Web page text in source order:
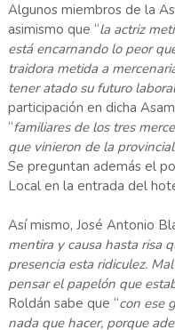
Algunos miembros de la
asimismo que “la actriz
está encarnando lo peor
traidora metida a
tener atado su futuro laboral
participación en dicha
“familiares de los tres
que vinieron de la
Se preguntan además el
Local en la entrada del
Así mismo, José Antonio
mentira y causa hasta risa
presencia esta ridiculez.
pensar el papelón que
Roldán sabe que “con ese
nada que hacer, porque